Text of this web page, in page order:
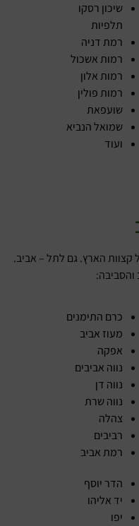
שיכון רסקו
תלפיות
רמת דניה
רמות אשכול
רמות אלון
רמות פולין
שועפאת
שמואל הנביא
ועוד
קצוות הארץ. גם לתל – אביב.
והסביבה:
כרם התימנים
מעוז אביב
אפקה
נווה אביבים
נווה דן
נווה שרת
צהלה
רביבים
רמת אביב
הדר יוסף
יד אליהו
יפו